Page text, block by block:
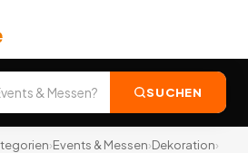
SUCHEN
›Events & Messen›Dekoration›